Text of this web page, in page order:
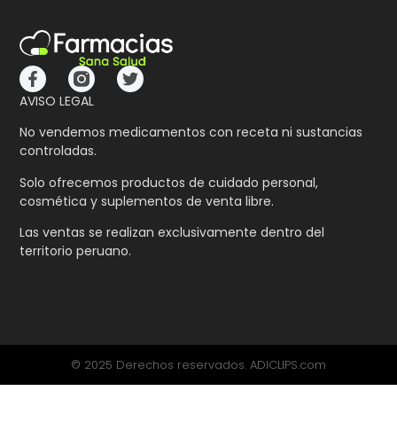
AVISO LEGAL
No vendemos medicamentos con receta ni sustancias
controladas.
Solo ofrecemos productos de cuidado personal,
cosmética y suplementos de venta libre.
Las ventas se realizan exclusivamente dentro del
territorio peruano.
© 2025 Derechos reservados. ADICLIPS.com